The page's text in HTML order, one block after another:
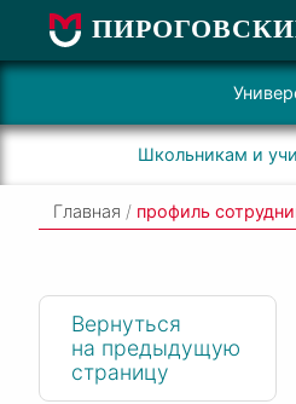
Школьникам и
Главная / профиль
Вернуться
на предыдущую
страницу